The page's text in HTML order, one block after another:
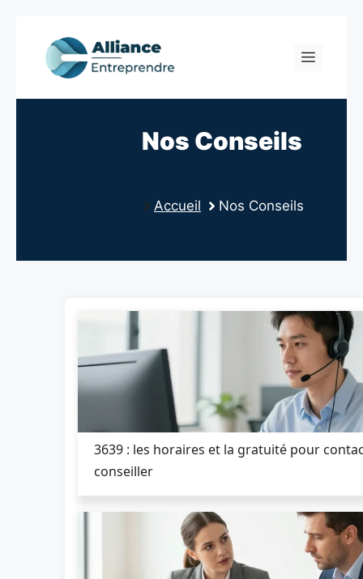
content
Menu
Nos Conseils
Accueil Nos Conseils
3639 : les horaires et la gratuité pour
conseiller